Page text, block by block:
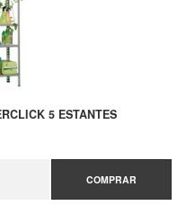
5 ESTANTES
COMPRAR